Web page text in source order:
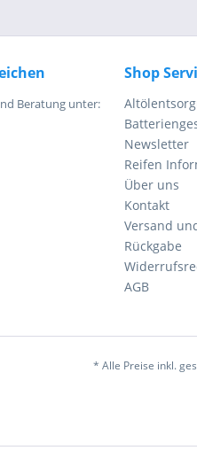
Beratung unter:
Shop
Newsletter
Reifen
Über uns
Kontakt
Versand
Rückgabe
AGB
* Alle Preise inkl.